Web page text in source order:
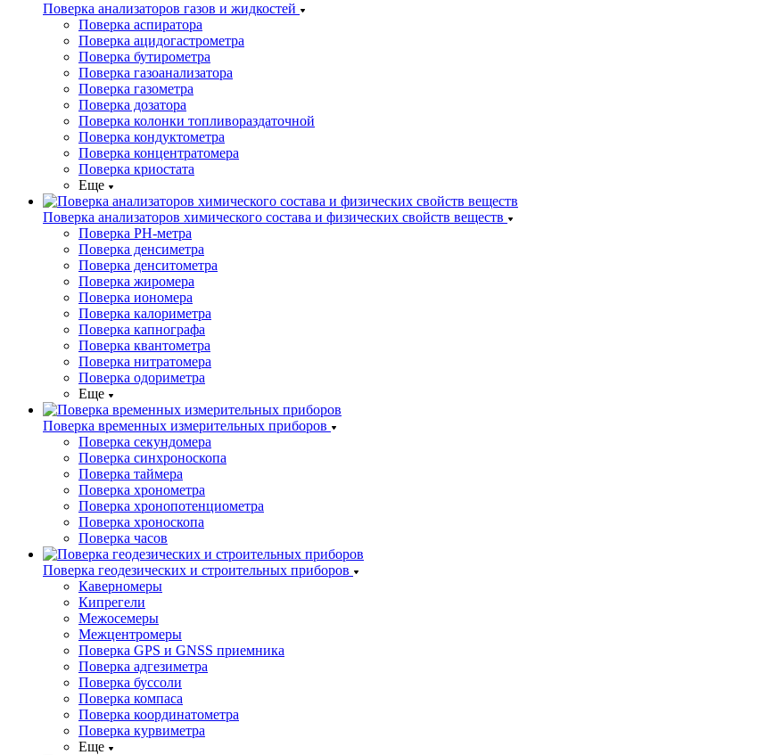
Поверка анализаторов газов и жидкостей
Поверка аспиратора
Поверка ацидогастрометра
Поверка бутирометра
Поверка газоанализатора
Поверка газометра
Поверка дозатора
Поверка колонки топливораздаточной
Поверка кондуктометра
Поверка концентратомера
Поверка криостата
Еще
Поверка анализаторов химического состава и физических свойств веществ
Поверка PH-метра
Поверка денсиметра
Поверка денситометра
Поверка жиромера
Поверка иономера
Поверка калориметра
Поверка капнографа
Поверка квантометра
Поверка нитратомера
Поверка одориметра
Еще
Поверка временных измерительных приборов
Поверка секундомера
Поверка синхроноскопа
Поверка таймера
Поверка хронометра
Поверка хронопотенциометра
Поверка хроноскопа
Поверка часов
Поверка геодезических и строительных приборов
Каверномеры
Кипрегели
Межосемеры
Межцентромеры
Поверка GPS и GNSS приемника
Поверка адгезиметра
Поверка буссоли
Поверка компаса
Поверка координатометра
Поверка курвиметра
Еще